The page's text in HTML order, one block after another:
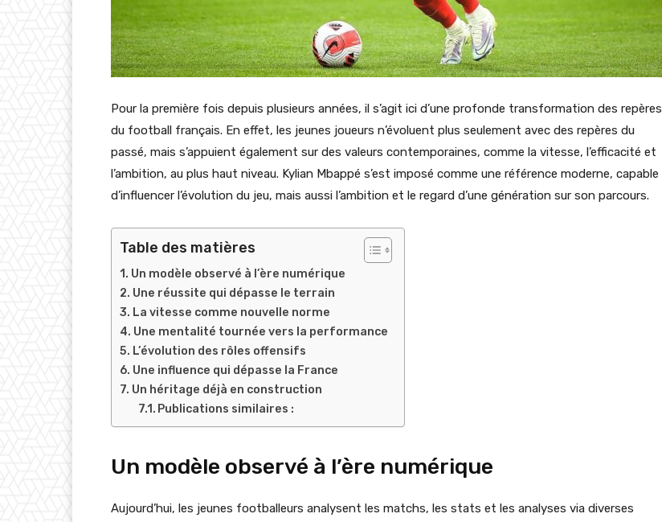
Pour la première fois depuis plusieurs années, il s’agit ici d’une profonde transformation des repères
du football français. En effet, les jeunes joueurs n’évoluent plus seulement avec des repères du
passé, mais s’appuient également sur des valeurs contemporaines, comme la vitesse, l’efficacité et
l’ambition, au plus haut niveau. Kylian Mbappé s’est imposé comme une référence moderne, capable
d’influencer l’évolution du jeu, mais aussi l’ambition et le regard d’une génération sur son parcours.
Table des matières
Un modèle observé à l’ère numérique
Une réussite qui dépasse le terrain
La vitesse comme nouvelle norme
Une mentalité tournée vers la performance
L’évolution des rôles offensifs
Une influence qui dépasse la France
Un héritage déjà en construction
Publications similaires :
Un modèle observé à l’ère numérique
Aujourd’hui, les jeunes footballeurs analysent les matchs, les stats et les analyses via diverses